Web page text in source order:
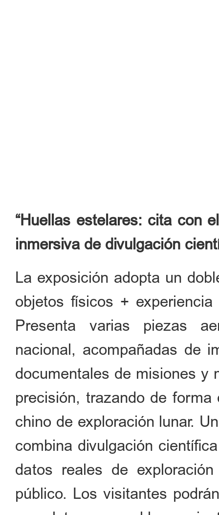
“Huellas estelares: cita con
inmersiva de divulgación
La exposición adopta un
objetos físicos +
Presenta varias piezas
nacional, acompañadas de
documentales de misiones y
precisión, trazando de
chino de exploración lunar.
combina divulgación
datos reales de
público. Los visitantes